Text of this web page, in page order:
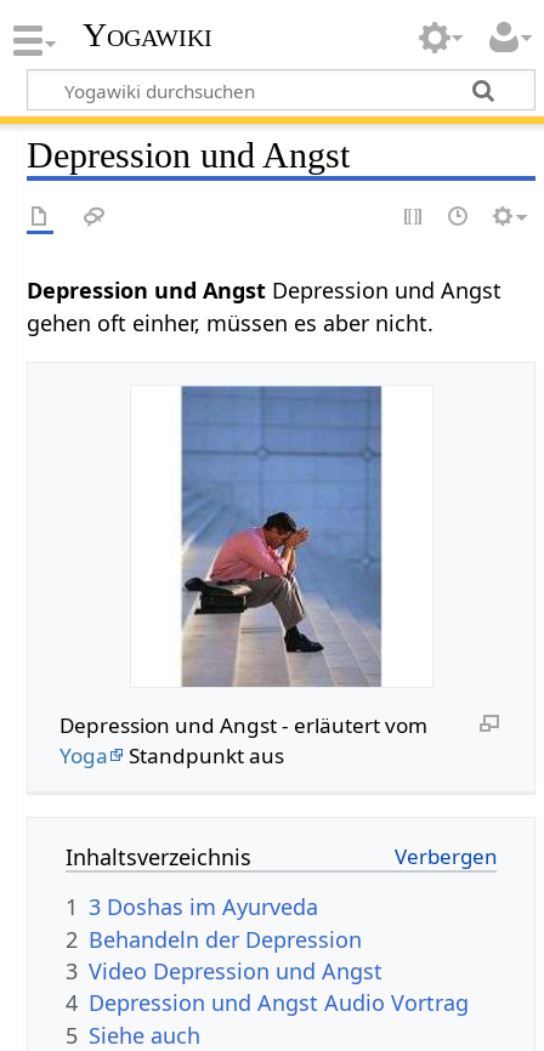
Yogawiki
Depression und Angst
Depression und Angst Depression und Angst
gehen oft einher, müssen es aber nicht.
Depression und Angst - erläutert vom
Yoga
Standpunkt aus
Inhaltsverzeichnis
1 3 Doshas im Ayurveda
2 Behandeln der Depression
3 Video Depression und Angst
4 Depression und Angst Audio Vortrag
5 Siehe auch